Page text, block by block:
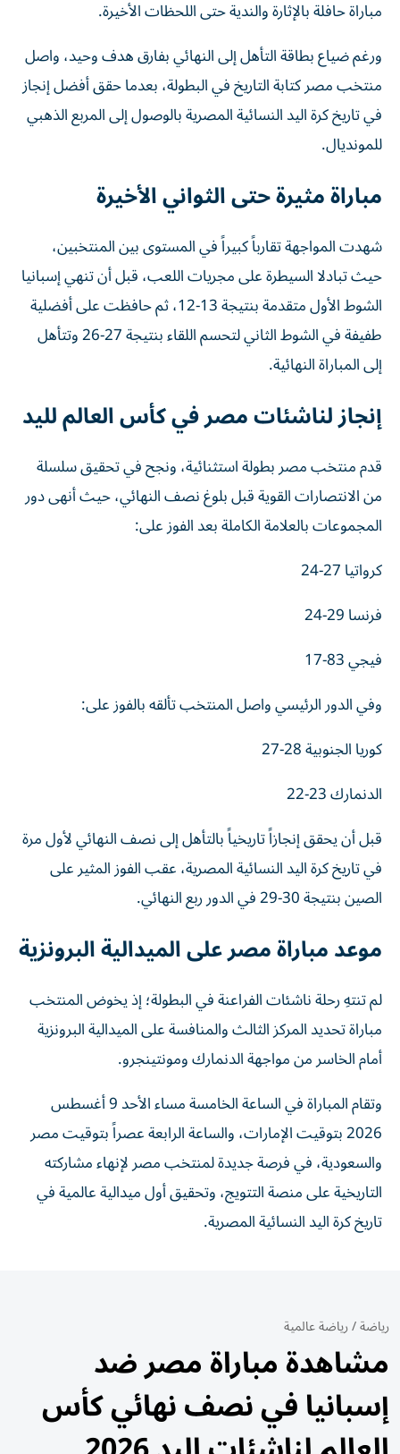
مباراة حافلة بالإثارة والندية حتى اللحظات الأخيرة.
ورغم ضياع بطاقة التأهل إلى النهائي بفارق هدف وحيد، واصل
منتخب مصر كتابة التاريخ في البطولة، بعدما حقق أفضل إنجاز
في تاريخ كرة اليد النسائية المصرية بالوصول إلى المربع الذهبي
للمونديال.
مباراة مثيرة حتى الثواني الأخيرة
شهدت المواجهة تقارباً كبيراً في المستوى بين المنتخبين،
حيث تبادلا السيطرة على مجريات اللعب، قبل أن تنهي إسبانيا
الشوط الأول متقدمة بنتيجة 13-12، ثم حافظت على أفضلية
طفيفة في الشوط الثاني لتحسم اللقاء بنتيجة 27-26 وتتأهل
إلى المباراة النهائية.
إنجاز لناشئات مصر في كأس العالم لليد
قدم منتخب مصر بطولة استثنائية، ونجح في تحقيق سلسلة
من الانتصارات القوية قبل بلوغ نصف النهائي، حيث أنهى دور
المجموعات بالعلامة الكاملة بعد الفوز على:
كرواتيا 27-24
فرنسا 29-24
فيجي 83-17
وفي الدور الرئيسي واصل المنتخب تألقه بالفوز على:
كوريا الجنوبية 28-27
الدنمارك 23-22
قبل أن يحقق إنجازاً تاريخياً بالتأهل إلى نصف النهائي لأول مرة
في تاريخ كرة اليد النسائية المصرية، عقب الفوز المثير على
الصين بنتيجة 30-29 في الدور ربع النهائي.
موعد مباراة مصر على الميدالية البرونزية
لم تنتهِ رحلة ناشئات الفراعنة في البطولة؛ إذ يخوض المنتخب
مباراة تحديد المركز الثالث والمنافسة على الميدالية البرونزية
أمام الخاسر من مواجهة الدنمارك ومونتينجرو.
وتقام المباراة في الساعة الخامسة مساء الأحد 9 أغسطس
2026 بتوقيت الإمارات، والساعة الرابعة عصراً بتوقيت مصر
والسعودية، في فرصة جديدة لمنتخب مصر لإنهاء مشاركته
التاريخية على منصة التتويج، وتحقيق أول ميدالية عالمية في
تاريخ كرة اليد النسائية المصرية.
رياضة/رياضة عالمية
مشاهدة مباراة مصر ضد
إسبانيا في نصف نهائي كأس